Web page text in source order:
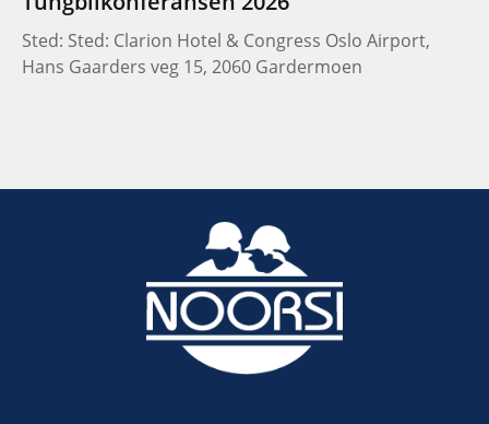
Sted: Sted: Clarion Hotel & Congress Oslo Airport,
Hans Gaarders veg 15, 2060 Gardermoen